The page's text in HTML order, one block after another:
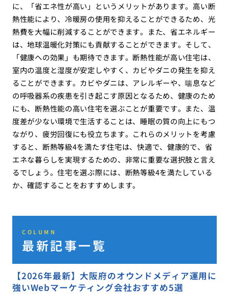
に、「省エネ性が高い」というメリットがあります。高い断
熱性能により、冷暖房の使用を抑えることができるため、光
熱費を大幅に削減することができます。また、省エネルギー
は、地球温暖化対策にも貢献することができます。そして、
「健康への効果」も期待できます。断熱性能が高い住宅は、
室内の温度と湿度が安定しやすく、カビやダニの発生を抑え
ることができます。カビやダニは、アレルギーや、喘息など
の呼吸器系の疾患を引き起こす原因となるため、健康のため
にも、断熱性能の高い住宅を選ぶことが重要です。また、温
度差が少ない環境で生活することは、睡眠の質の向上にもつ
ながり、疲労回復にも役立ちます。これらのメリットを考慮
すると、断熱等級4を満たす住宅は、快適で、健康的で、省
エネな暮らしを実現するための、非常に重要な選択肢と言え
るでしょう。住宅を選ぶ際には、断熱等級4を満たしている
か、確認することをおすすめします。
COLUMN
最新記事一覧
【2026年最新】大阪府のオウンドメディア運用に
強いWebマーケティング会社おすすめ5選